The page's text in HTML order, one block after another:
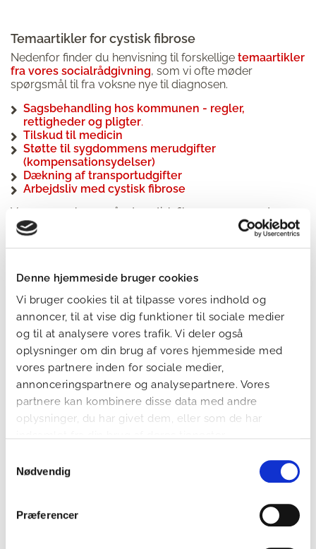
Denne hjemmeside bruger cookies
Vi bruger cookies til at tilpasse vores indhold og
annoncer, til at vise dig funktioner til sociale medier
og til at analysere vores trafik. Vi deler også
oplysninger om din brug af vores hjemmeside med
vores partnere inden for sociale medier,
annonceringspartnere og analysepartnere. Vores
partnere kan kombinere disse data med andre
oplysninger, du har givet dem, eller som de har
Nødvendig
Præferencer
Temaartikler for cystisk fibrose
Nedenfor finder du henvisning til forskellige temaartikler
fra vores socialrådgivning, som vi ofte møder
spørgsmål til fra voksne nye til diagnosen.
Sagsbehandling hos kommunen - regler,
rettigheder og pligter.
Tilskud til medicin
Støtte til sygdommens merudgifter
(kompensationsydelser)
Dækning af transportudgifter
Arbejdsliv med cystisk fibrose
Vær opmærksom på, at cystisk fibrose er en sygdom,
der kan komme meget forskelligt til udtryk fra person til
person og gennem livet. Støttemuligheder vil derfor altid
afhænge af en konkret vurdering af dine behov.
På billedet ses vores socialrådgiver Vibeke Larsen
Cystisk Fibrose Foreningens aktiviteter